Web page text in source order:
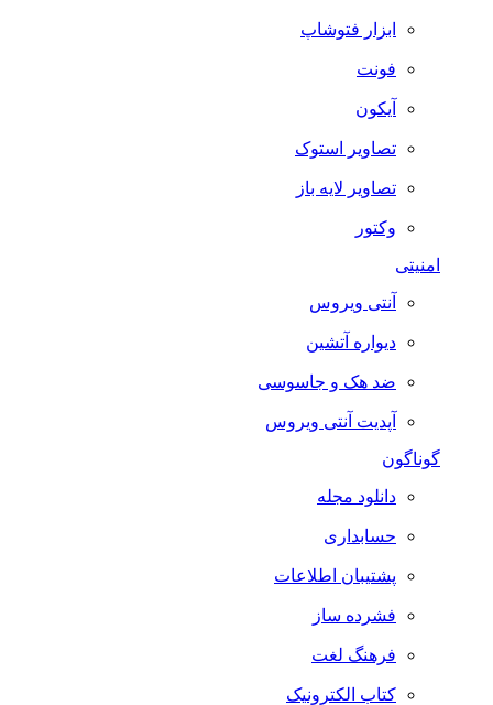
ابزار فتوشاپ
فونت
آیکون
تصاویر استوک
تصاویر لایه باز
وکتور
امنیتی
آنتی ویروس
دیواره آتشین
ضد هک و جاسوسی
آپدیت آنتی ویروس
گوناگون
دانلود مجله
حسابداری
پشتیبان اطلاعات
فشرده ساز
فرهنگ لغت
کتاب الکترونیک